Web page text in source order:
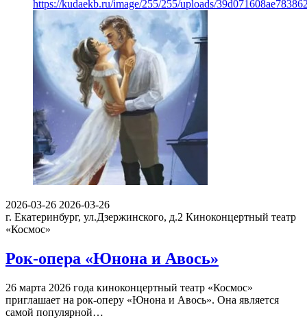
https://kudaekb.ru/image/255/255/uploads/
2026-03-26 2026-03-26
г. Екатеринбург, ул.Дзержинского, д.2 Киноконцертный театр
«Космос»
Рок-опера «Юнона и Авось»
26 марта 2026 года киноконцертный театр «Космос»
приглашает на рок-оперу «Юнона и Авось». Она является
самой популярной…